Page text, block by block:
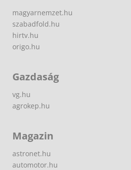
magyarnemzet.hu
szabadfold.hu
hirtv.hu
origo.hu
Gazdaság
vg.hu
agrokep.hu
Magazin
astronet.hu
automotor.hu